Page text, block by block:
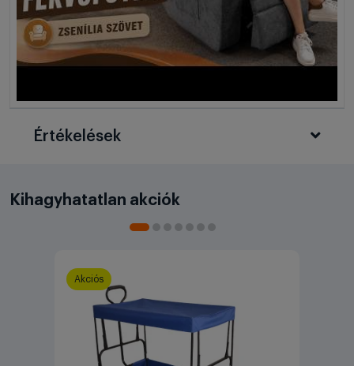
Értékelések
Kihagyhatatlan akciók
Akciós